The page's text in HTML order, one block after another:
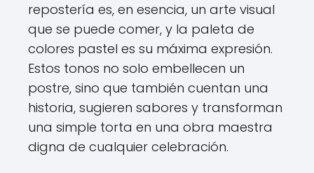
repostería es, en esencia, un arte visual
que se puede comer, y la paleta de
colores pastel es su máxima expresión.
Estos tonos no solo embellecen un
postre, sino que también cuentan una
historia, sugieren sabores y transforman
una simple torta en una obra maestra
digna de cualquier celebración.